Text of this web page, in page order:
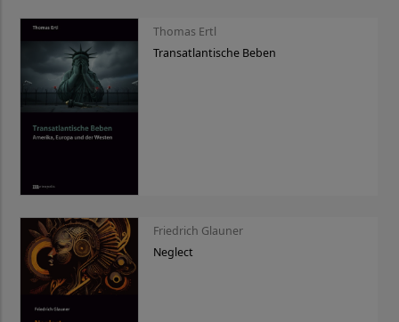
Thomas Ertl
Transatlantische Beben
Friedrich Glauner
Neglect